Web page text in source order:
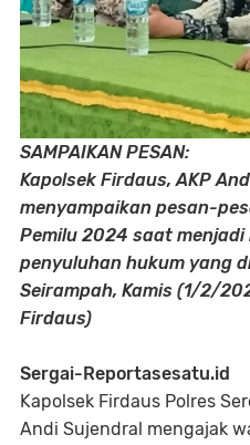
SAMPAIKAN PESAN:
Kapolsek Firdaus, AKP
menyampaikan pesan-
Pemilu 2024 saat
penyuluhan hukum yang
Seirampah, Kamis (1/2/
Firdaus)
Sergai-Reportasesatu.id
Kapolsek Firdaus Polres
Andi Sujendral mengajak